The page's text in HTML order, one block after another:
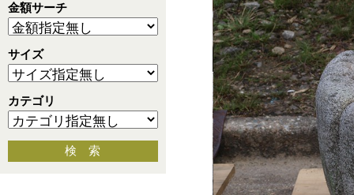
その他
金額サーチ
サイズ
カテゴリ
検 索